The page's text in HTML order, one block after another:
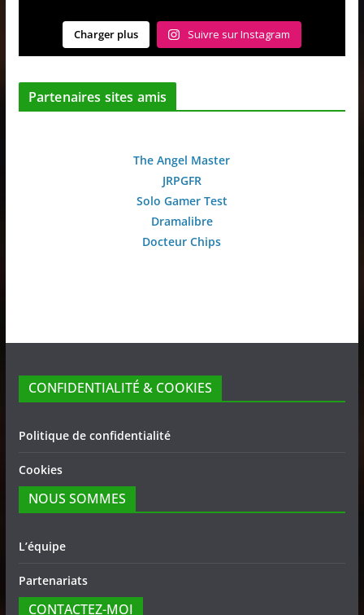
Charger plus Suivre sur Instagram
Partenaires sites amis
The Angel Master
JRPGFR
Solo Gamer Test
Dramalibre
Docteur Chips
CONFIDENTIALITÉ & COOKIES
Politique de confidentialité
Cookies
NOUS SOMMES
L’équipe
Partenariats
CONTACTEZ-MOI